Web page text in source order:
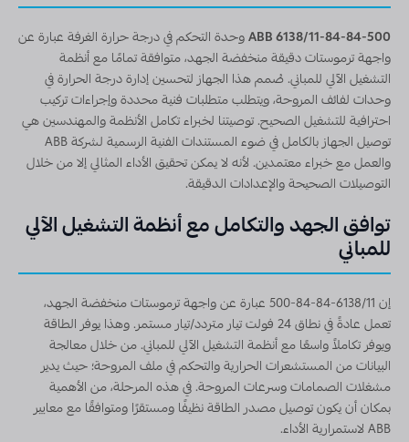
ABB 6138/11-84-84-500وحدة التحكم في درجة حرارة الغرفة عبارة عن
واجهة ترموستات دقيقة منخفضة الجهد، متوافقة تمامًا مع أنظمة
التشغيل الآلي للمباني. صُمم هذا الجهاز لتحسين إدارة درجة الحرارة في
وحدات لفائف المروحة، ويتطلب متطلبات فنية محددة وإجراءات تركيب
احترافية للتشغيل الصحيح. توصيتنا لخبراء تكامل الأنظمة والمهندسين هي
توصيل الجهاز بالكامل في ضوء المستندات الفنية الرسمية لشركة ABB
والعمل مع خبراء معتمدين. لأنه لا يمكن تحقيق الأداء المثالي إلا من خلال
التوصيلات الصحيحة والإعدادات الدقيقة.
توافق الجهد والتكامل مع أنظمة التشغيل الآلي
للمباني
إن 6138/11-84-84-500 عبارة عن واجهة ترموستات منخفضة الجهد،
تعمل عادةً في نطاق 24 فولت تيار متردد/تيار مستمر. وهذا يوفر الطاقة
ويوفر تكاملاً واسعًا مع أنظمة التشغيل الآلي للمباني. من خلال معالجة
البيانات من المستشعرات الحرارية والتحكم في ملف المروحة؛ حيث يدير
مشغلات الصمامات وسرعات المروحة. في هذه المرحلة، من الأهمية
بمكان أن يكون توصيل مصدر الطاقة نظيفًا ومستقرًا ومتوافقًا مع معايير
ABB لاستمرارية الأداء.